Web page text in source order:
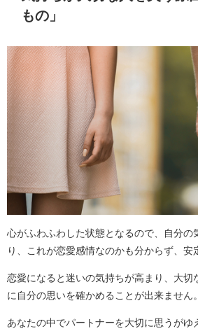
もの」
心がふわふわした状態となるので、自分の
り、これが恋愛感情なのかも分からず、安
恋愛になると迷いの気持ちが高まり、大切
に自分の思いを確かめることが出来ません。
あなたの中でパートナーを大切に思うがゆ